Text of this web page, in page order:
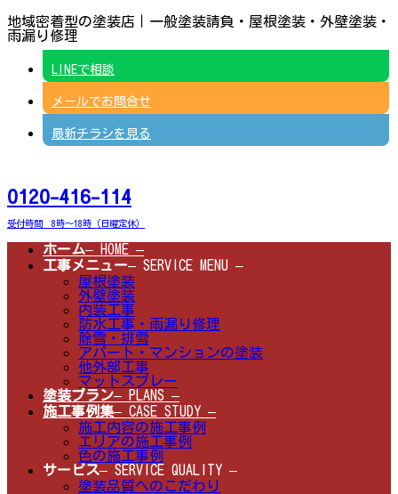
コ
ン
ナ
ビ
地域密着型の塗装店｜一般塗装請負・屋根塗装・外壁塗装・
雨漏り修理
LINEで相談
メールでお問合せ
最新チラシを見る
0120-416-114
受付時間 8時～18時（日曜定休）
ホーム– HOME –
工事メニュー– SERVICE MENU –
屋根塗装
外壁塗装
内装工事
防水工事・雨漏り修理
除雪・排雪
アパート・マンションの塗装
他外部工事
マットスプレー
塗装プラン– PLANS –
施工事例集– CASE STUDY –
施工内容の施工事例
エリアの施工事例
色の施工事例
サービス– SERVICE QUALITY –
塗装品質へのこだわり